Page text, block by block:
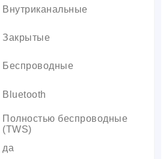
Внутриканальные
Закрытые
Беспроводные
Bluetooth
Полностью беспроводные
(TWS)
да